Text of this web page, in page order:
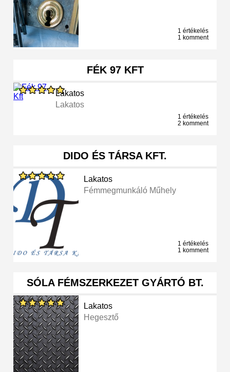
1 értékelés
1 komment
FÉK 97 KFT
Lakatos
Lakatos
1 értékelés
2 komment
DIDO ÉS TÁRSA KFT.
Lakatos
Fémmegmunkáló Műhely
1 értékelés
1 komment
SÓLA FÉMSZERKEZET GYÁRTÓ BT.
Lakatos
Hegesztő